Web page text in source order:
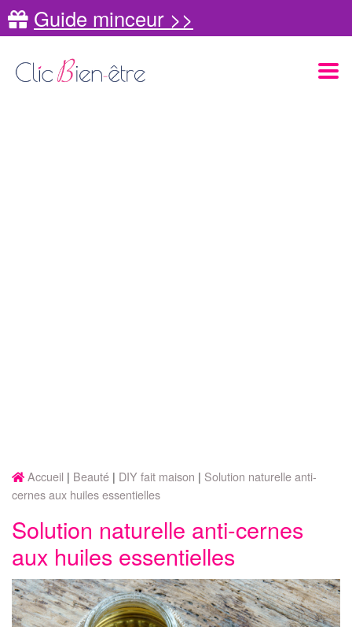
Guide minceur >>
Accueil Beauté DIY fait maison
Solution naturelle anti-
cernes aux huiles essentielles
Solution naturelle anti-cernes
aux huiles essentielles